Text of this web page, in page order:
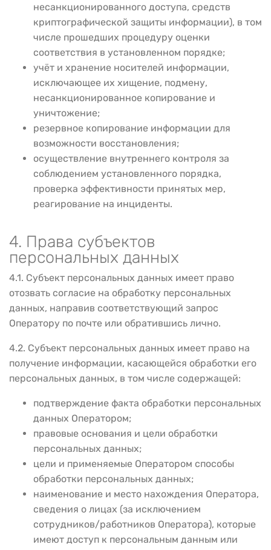
несанкционированного доступа, средств
криптографической защиты информации), в том
числе прошедших процедуру оценки
соответствия в установленном порядке;
учёт и хранение носителей информации,
исключающее их хищение, подмену,
несанкционированное копирование и
уничтожение;
резервное копирование информации для
возможности восстановления;
осуществление внутреннего контроля за
соблюдением установленного порядка,
проверка эффективности принятых мер,
реагирование на инциденты.
4. Права субъектов
персональных данных
4.1. Субъект персональных данных имеет право
отозвать согласие на обработку персональных
данных, направив соответствующий запрос
Оператору по почте или обратившись лично.
4.2. Субъект персональных данных имеет право на
получение информации, касающейся обработки его
персональных данных, в том числе содержащей:
подтверждение факта обработки персональных
данных Оператором;
правовые основания и цели обработки
персональных данных;
цели и применяемые Оператором способы
обработки персональных данных;
наименование и место нахождения Оператора,
сведения о лицах (за исключением
сотрудников/работников Оператора), которые
имеют доступ к персональным данным или